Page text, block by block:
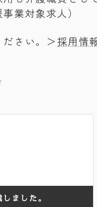
業対象求人）
さい。＞採用情
ました。